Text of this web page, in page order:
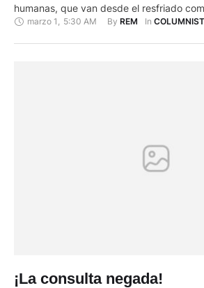
humanas, que van desde el resfriado
síndrome respiratorio agudo severo o
marzo 1 5:30 AM By REM In
¡La consulta negada!